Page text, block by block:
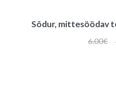
Sõdur, mittesöödav
6.00€